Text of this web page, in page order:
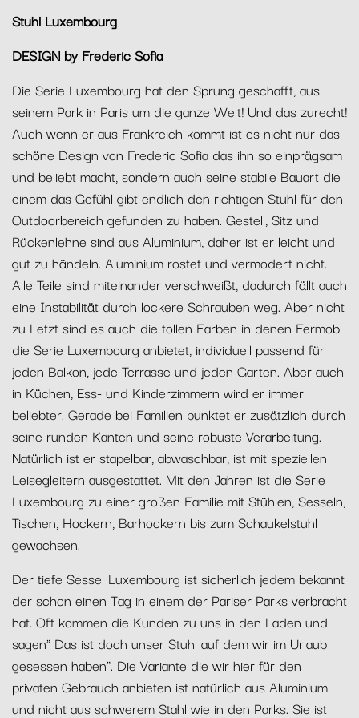
Stuhl Luxembourg
DESIGN by Frederic Sofia
Die Serie Luxembourg hat den Sprung geschafft, aus
seinem Park in Paris um die ganze Welt! Und das zurecht!
Auch wenn er aus Frankreich kommt ist es nicht nur das
schöne Design von Frederic Sofia das ihn so einprägsam
und beliebt macht, sondern auch seine stabile Bauart die
einem das Gefühl gibt endlich den richtigen Stuhl für den
Outdoorbereich gefunden zu haben. Gestell, Sitz und
Rückenlehne sind aus Aluminium, daher ist er leicht und
gut zu händeln. Aluminium rostet und vermodert nicht.
Alle Teile sind miteinander verschweißt, dadurch fällt auch
eine Instabilität durch lockere Schrauben weg. Aber nicht
zu Letzt sind es auch die tollen Farben in denen Fermob
die Serie Luxembourg anbietet, individuell passend für
jeden Balkon, jede Terrasse und jeden Garten. Aber auch
in Küchen, Ess- und Kinderzimmern wird er immer
beliebter. Gerade bei Familien punktet er zusätzlich durch
seine runden Kanten und seine robuste Verarbeitung.
Natürlich ist er stapelbar, abwaschbar, ist mit speziellen
Leisegleitern ausgestattet. Mit den Jahren ist die Serie
Luxembourg zu einer großen Familie mit Stühlen, Sesseln,
Tischen, Hockern, Barhockern bis zum Schaukelstuhl
gewachsen.
Der tiefe Sessel Luxembourg ist sicherlich jedem bekannt
der schon einen Tag in einem der Pariser Parks verbracht
hat. Oft kommen die Kunden zu uns in den Laden und
sagen" Das ist doch unser Stuhl auf dem wir im Urlaub
gesessen haben". Die Variante die wir hier für den
privaten Gebrauch anbieten ist natürlich aus Aluminium
und nicht aus schwerem Stahl wie in den Parks. Sie ist